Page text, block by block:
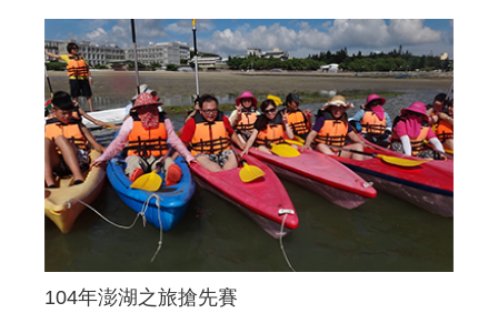
104年澎湖之旅搶先賽